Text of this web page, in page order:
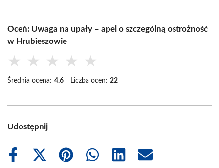
Oceń: Uwaga na upały – apel o szczególną ostrożność
w Hrubieszowie
★ ★ ★ ★ ★
Średnia ocena: 4.6 Liczba ocen: 22
Udostępnij
Share
Share
Share
Share
Share
Share